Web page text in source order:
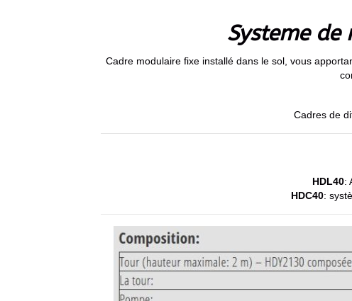
Systeme de
Cadre modulaire fixe installé dans le sol, vous
Cadres de
HDL40:
HDC40: